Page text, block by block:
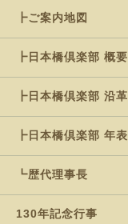
┣ご案内地図
┣日本橋倶楽部 概要
┣日本橋倶楽部 沿革
┣日本橋倶楽部 年表
┗歴代理事長
130年記念行事